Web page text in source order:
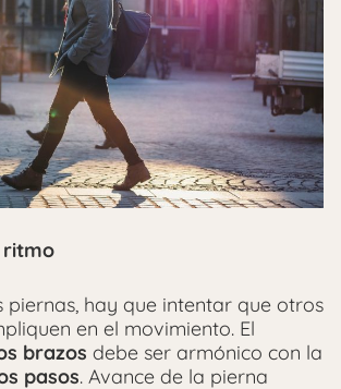
ritmo
piernas, hay que intentar que otros
en el movimiento. El
brazos debe ser armónico con la
pasos. Avance de la pierna